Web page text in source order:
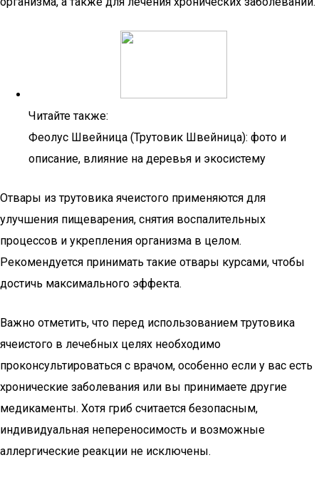
Читайте также:
Феолус Швейница (Трутовик Швейница): фото и
описание, влияние на деревья и экосистему
Отвары из трутовика ячеистого применяются для
улучшения пищеварения, снятия воспалительных
процессов и укрепления организма в целом.
Рекомендуется принимать такие отвары курсами, чтобы
достичь максимального эффекта.
Важно отметить, что перед использованием трутовика
ячеистого в лечебных целях необходимо
проконсультироваться с врачом, особенно если у вас есть
хронические заболевания или вы принимаете другие
медикаменты. Хотя гриб считается безопасным,
индивидуальная непереносимость и возможные
аллергические реакции не исключены.